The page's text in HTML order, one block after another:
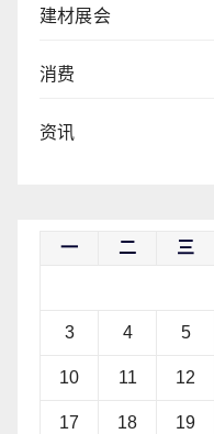
建材展会
消费
资讯
一 二 三
3 4 5
10 11 12
17 18 19